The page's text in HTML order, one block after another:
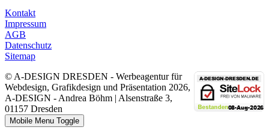
Kontakt
Impressum
AGB
Datenschutz
Sitemap
© A-DESIGN DRESDEN - Werbeagentur für
Webdesign, Grafikdesign und Präsentation 2026,
A-DESIGN - Andrea Böhm | Alsenstraße 3,
01157 Dresden
Mobile Menu Toggle